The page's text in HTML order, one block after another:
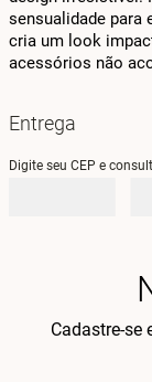
sensualidade para
cria um look
acessórios não
Entrega
Digite seu CEP e
Cadastre-se